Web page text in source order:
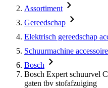
Assortiment
Gereedschap
Elektrisch gereedschap
Schuurmachine
Bosch
Bosch Expert schuurvel
gaten tbv stofafzuiging